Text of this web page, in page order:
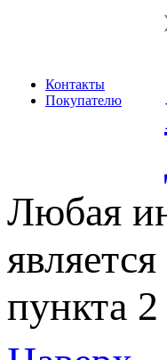
Контакты
Покупателю
Любая
пункта